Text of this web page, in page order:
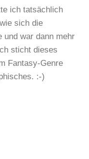
ich tatsächlich
sich die
und war dann mehr
sticht dieses
Fantasy-Genre
:-)